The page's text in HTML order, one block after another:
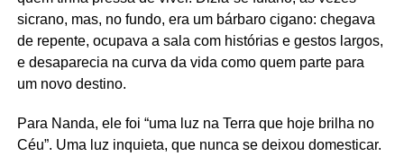
sicrano, mas, no fundo, era um bárbaro cigano: chegava
de repente, ocupava a sala com histórias e gestos largos,
e desaparecia na curva da vida como quem parte para
um novo destino.
Para Nanda, ele foi “uma luz na Terra que hoje brilha no
Céu”. Uma luz inquieta, que nunca se deixou domesticar.